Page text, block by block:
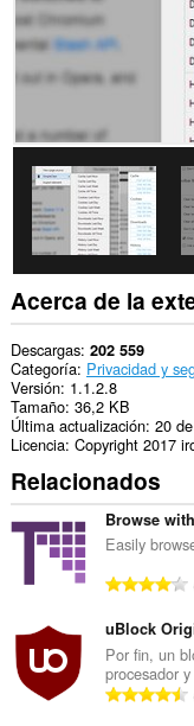
Acerca de la
Descargas 202 559
Categoría Privacidad y
Versión 1.1.2.8
Tamaño 36,2 KB
Última actualización 20
Licencia Copyright 2017
Relacionados
Browse
Easily
r
uBlock
Por fin, un
procesador